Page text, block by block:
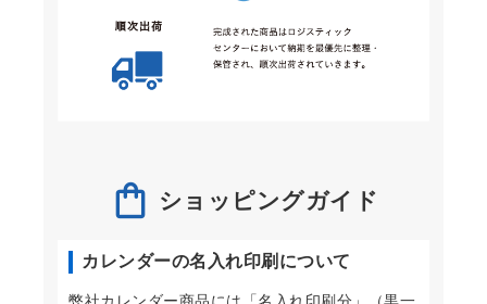
ショッピングガイド
カレンダーの名入れ印刷について